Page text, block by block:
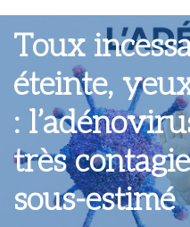
Toux
éteinte,
:
très
sous-estimé